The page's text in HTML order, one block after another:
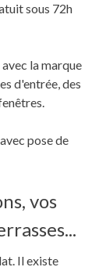
sous 72h
la marque
d'entrée, des
pose de
vos
Il existe